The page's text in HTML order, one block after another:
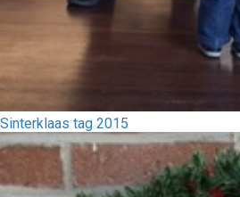
Sinterklaas tag 2015